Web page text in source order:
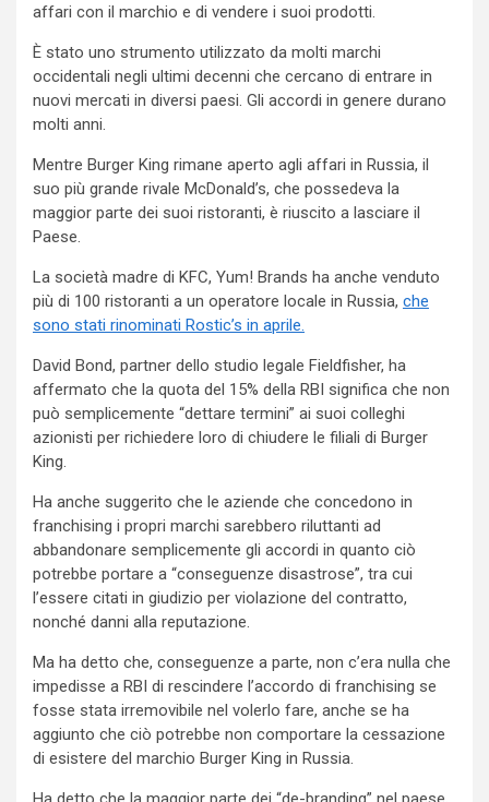
affari con il marchio e di vendere i suoi prodotti.
È stato uno strumento utilizzato da molti marchi
occidentali negli ultimi decenni che cercano di entrare in
nuovi mercati in diversi paesi. Gli accordi in genere durano
molti anni.
Mentre Burger King rimane aperto agli affari in Russia, il
suo più grande rivale McDonald’s, che possedeva la
maggior parte dei suoi ristoranti, è riuscito a lasciare il
Paese.
La società madre di KFC, Yum! Brands ha anche venduto
più di 100 ristoranti a un operatore locale in Russia, che
sono stati rinominati Rostic’s in aprile.
David Bond, partner dello studio legale Fieldfisher, ha
affermato che la quota del 15% della RBI significa che non
può semplicemente “dettare termini” ai suoi colleghi
azionisti per richiedere loro di chiudere le filiali di Burger
King.
Ha anche suggerito che le aziende che concedono in
franchising i propri marchi sarebbero riluttanti ad
abbandonare semplicemente gli accordi in quanto ciò
potrebbe portare a “conseguenze disastrose”, tra cui
l’essere citati in giudizio per violazione del contratto,
nonché danni alla reputazione.
Ma ha detto che, conseguenze a parte, non c’era nulla che
impedisse a RBI di rescindere l’accordo di franchising se
fosse stata irremovibile nel volerlo fare, anche se ha
aggiunto che ciò potrebbe non comportare la cessazione
di esistere del marchio Burger King in Russia.